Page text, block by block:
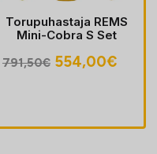
Torupuhastaja REMS
Mini-Cobra S Set
791,50€ Algne
554,00€